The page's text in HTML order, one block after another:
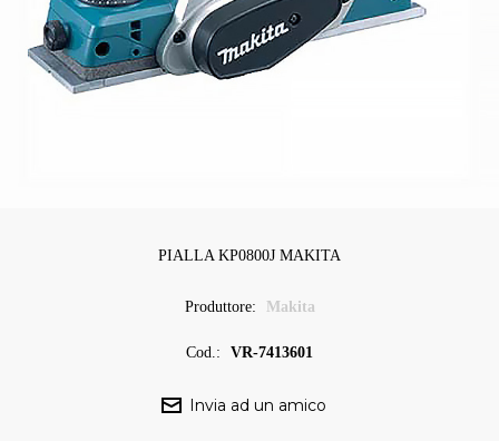
PIALLA KP0800J MAKITA
Produttore: Makita
Cod.: VR-7413601